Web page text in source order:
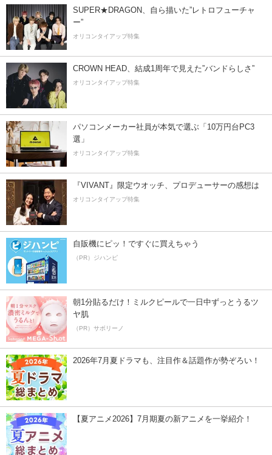
SUPER★DRAGON、自ら描いた”レトロフューチャ
ー”
オリコンタイアップ特集
CROWN HEAD、結成1周年で見えた”バンドらしさ”
オリコンタイアップ特集
パソコンメーカー社員が本気で選ぶ「10万円台PC3
選」
オリコンタイアップ特集
『VIVANT』限定ウオッチ、プロデューサーの感想は
オリコンタイアップ特集
自販機にピッ！ですぐに買えちゃう
（PR）ジハンピ
朝1分貼るだけ！ミルクピールで一日中ずっとうるツ
ヤ肌
（PR）サボリーノ
2026年7月夏ドラマも、注目作＆話題作が勢ぞろい！
【夏アニメ2026】7月期夏の新アニメを一挙紹介！